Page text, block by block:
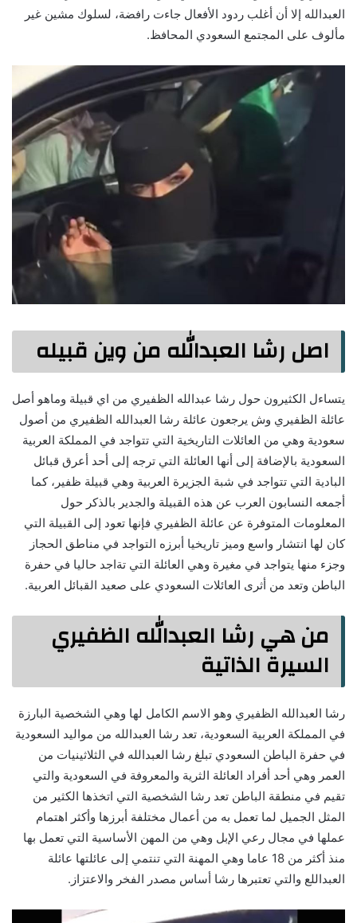
العبدالله إلا أن أغلب ردود الأفعال جاءت رافضة، لسلوك مشين غير
مألوف على المجتمع السعودي المحافظ.
اصل رشا العبدالله من وين قبيله
يتساءل الكثيرون حول رشا عبدالله الظفيري من اي قبيلة وماهو أصل
عائلة الظفيري وش يرجعون عائلة رشا العبدالله الظفيري من أصول
سعودية وهي من العائلات التاريخية التي تتواجد في المملكة العربية
السعودية بالإضافة إلى أنها العائلة التي ترجه إلى أحد أعرق قبائل
البادية التي تتواجد في شبة الجزيرة العربية وهي قبيلة ظفير، كما
أجمعه النسابون العرب عن هذه القبيلة والجدير بالذكر حول
المعلومات المتوفرة عن عائلة الظفيري فإنها تعود إلى القبيلة التي
كان لها انتشار واسع وميز تاريخيا أبرزه التواجد في مناطق الحجاز
وجزء منها يتواجد في مغيرة وهي العائلة التي تةاجد حاليا في حفرة
الباطن وتعد من أثرى العائلات السعودي على صعيد القبائل العربية.
من هي رشا العبدالله الظفيري
السيرة الذاتية
رشا العبدالله الظفيري وهو الاسم الكامل لها وهي الشخصية البارزة
في المملكة العربية السعودية، تعد رشا العبدالله من مواليد السعودية
في حفرة الباطن السعودي تبلغ رشا العبدالله في الثلاثينيات من
العمر وهي أحد أفراد العائلة الثرية والمعروفة في السعودية والتي
تقيم في منطقة الباطن تعد رشا الشخصية التي اتخذها الكثير من
المثل الجميل لما تعمل به من أعمال مختلفة أبرزها وأكثر اهتمام
عملها في مجال رعي الإبل وهي من المهن الأساسية التي تعمل بها
منذ أكثر من 18 عاما وهي المهنة التي تنتمي إلى عائلتها عائلة
العبداللع والتي تعتبرها رشا أساس مصدر الفخر والاعتزاز.